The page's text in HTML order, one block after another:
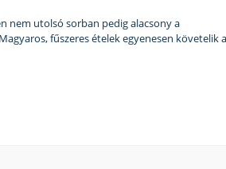
nem utolsó sorban pedig alacsony a
fűszeres ételek egyenesen követelik a